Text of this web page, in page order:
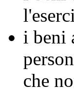
i beni
che